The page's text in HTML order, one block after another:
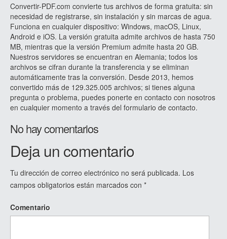
Convertir-PDF.com convierte tus archivos de forma gratuita: sin
necesidad de registrarse, sin instalación y sin marcas de agua.
Funciona en cualquier dispositivo: Windows, macOS, Linux,
Android e iOS. La versión gratuita admite archivos de hasta 750
MB, mientras que la versión Premium admite hasta 20 GB.
Nuestros servidores se encuentran en Alemania; todos los
archivos se cifran durante la transferencia y se eliminan
automáticamente tras la conversión. Desde 2013, hemos
convertido más de 129.325.005 archivos; si tienes alguna
pregunta o problema, puedes ponerte en contacto con nosotros
en cualquier momento a través del formulario de contacto.
No hay comentarios
Deja un comentario
Tu dirección de correo electrónico no será publicada. Los
campos obligatorios están marcados con *
Comentario